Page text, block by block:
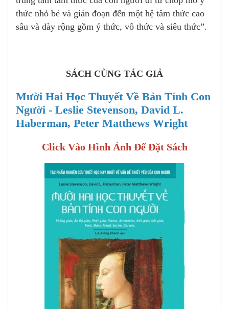
thức nhỏ bé và gián đoạn đến một hệ tâm thức cao
sâu và dày rộng gồm ý thức, vô thức và siêu thức”.
SÁCH CÙNG TÁC GIẢ
Mười Hai Học Thuyết Về Bản Tính Con
Người - Leslie Stevenson, David L.
Haberman, Peter Matthews Wright
Click Vào Hình Ảnh Để Đặt Sách